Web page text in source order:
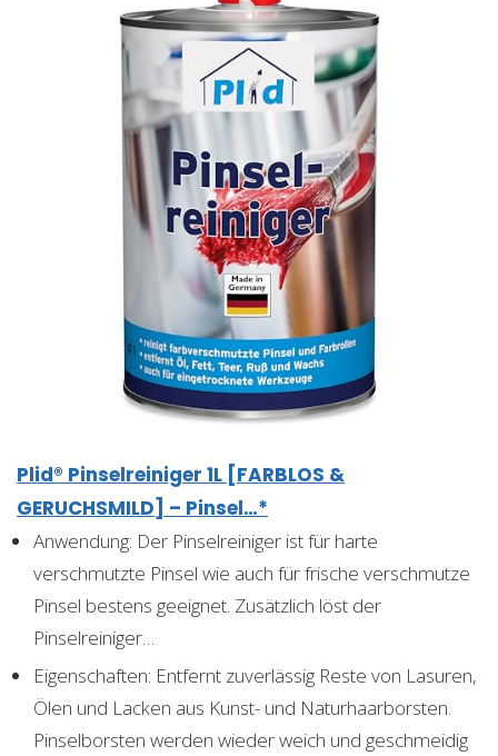
Plid® Pinselreiniger 1L [FARBLOS &
GERUCHSMILD] – Pinsel…*
Anwendung: Der Pinselreiniger ist für harte
verschmutzte Pinsel wie auch für frische verschmutze
Pinsel bestens geeignet. Zusätzlich löst der
Pinselreiniger…
Eigenschaften: Entfernt zuverlässig Reste von Lasuren,
Ölen und Lacken aus Kunst- und Naturhaarborsten.
Pinselborsten werden wieder weich und geschmeidig